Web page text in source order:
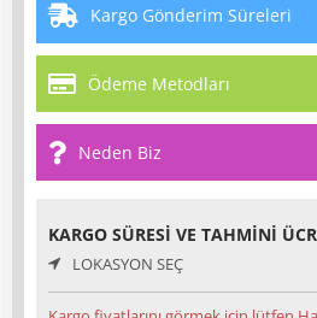
Kargo Gönderim Süreleri
Ödeme Metodları
Neden Biz
KARGO SÜRESI VE TAHMINI
LOKASYON SEÇ